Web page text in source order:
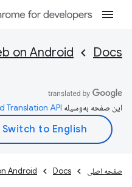
Docs
on Android
این صفحه به‌وسیله
صفحه اصلی Docs
Android